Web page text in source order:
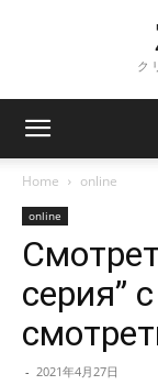
ク
Home online
online
серия”
- 2021年4月27日